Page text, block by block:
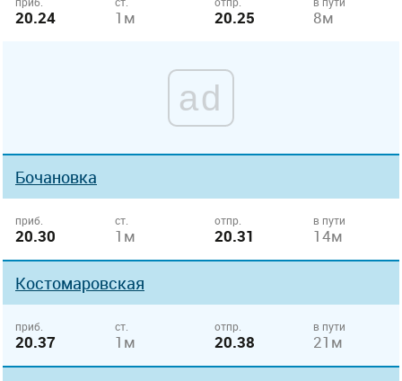
20.24 1м 20.25 8м
ad
Бочановка
приб.
20.30
ст.
1м
отпр.
20.31
в пути
14м
Костомаровская
приб.
20.37
ст.
1м
отпр.
20.38
в пути
21м